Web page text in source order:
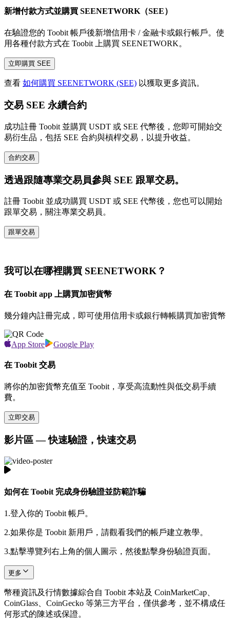
新增付款方式並購買 SEENETWORK（SEE）
在驗證您的 Toobit 帳戶後新增信用卡 / 金融卡或銀行帳戶。使
用各種付款方式在 Toobit 上購買 SEENETWORK。
立即購買 SEE
查看 如何購買 SEENETWORK (SEE) 以獲取更多資訊。
交易 SEE 永續合約
成功註冊 Toobit 並購買 USDT 或 SEE 代幣後，您即可開始交
易衍生品，包括 SEE 合約與槓桿交易，以提升收益。
合約交易
透過跟隨專業交易員參與 SEE 跟單交易。
註冊 Toobit 並成功購買 USDT 或 SEE 代幣後，您也可以開始
跟單交易，關注專業交易員。
跟單交易
我可以在哪裡購買 SEENETWORK？
在 Toobit app 上購買加密貨幣
幾分鐘內註冊完成，即可使用信用卡或銀行轉帳購買加密貨幣
App Store Google Play
在 Toobit 交易
將你的加密貨幣充值至 Toobit，享受高流動性與低交易手續
費。
立即交易
影片區 — 快速驗證，快速交易
如何在 Toobit 完成身份驗證並防範詐騙
1.登入你的 Toobit 帳戶。
2.如果你是 Toobit 新用戶，請觀看我們的帳戶建立教學。
3.點擊導覽列右上角的個人圖示，然後點擊身份驗證頁面。
更多
幣種資訊及行情數據綜合自 Toobit 本站及 CoinMarketCap、
CoinGlass、CoinGecko 等第三方平台，僅供參考，並不構成任
何形式的陳述或保證。